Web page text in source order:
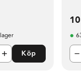
Köp
10